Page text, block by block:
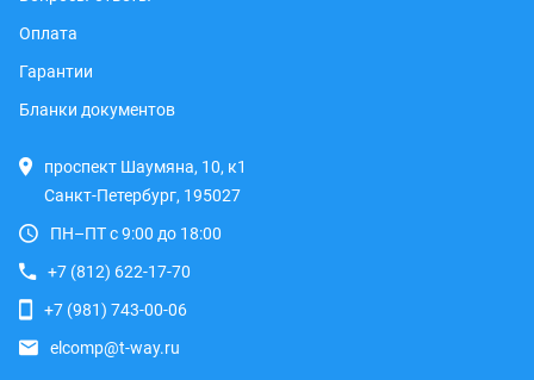
Оплата
Гарантии
Бланки документов
проспект Шаумяна, 10, к1
Санкт-Петербург, 195027
ПН–ПТ с 9:00 до 18:00
+7 (812) 622-17-70
+7 (981) 743-00-06
elcomp@t-way.ru